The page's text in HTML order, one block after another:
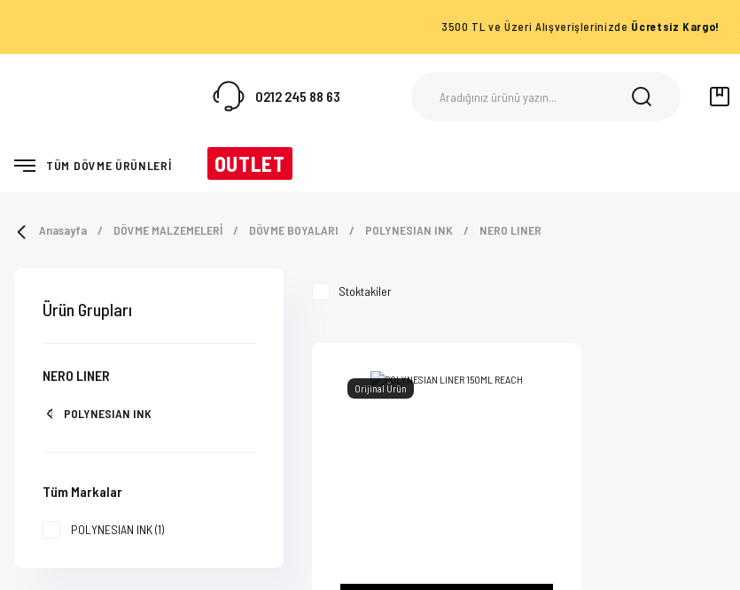
3500 TL ve Üzeri Alışverişlerinizde Ücretsiz Kargo!
0212 245 88 63
TÜM DÖVME ÜRÜNLERİ OUTLET
Anasayfa DÖVME MALZEMELERİ DÖVME BOYALARI POLYNESIAN INK NERO LINER
Ürün Grupları
NERO LINER
POLYNESIAN INK
Tüm Markalar
POLYNESIAN INK (1)
Stoktakiler
Orijinal Ürün